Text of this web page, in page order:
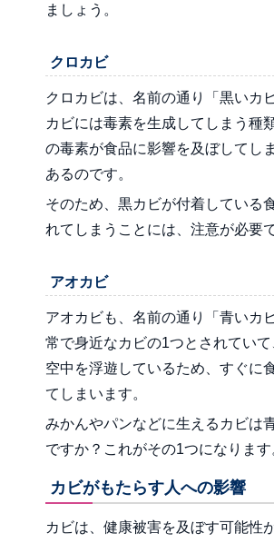
ましょう。
クロカビ
クロカビは、名前の通り「黒いカ
カビには毒素を生成してしまう種
の毒素が食品に影響を及ぼしてし
あるのです。
そのため、黒カビが付着している
れてしまうことには、注意が必要で
アオカビ
アオカビも、名前の通り「青いカ
常で身近なカビの1つとされてい
空中を浮遊しているため、すぐに
てしまいます。
みかんやパンなどに生えるカビは
ですか？これがその1つになります
カビがもたらす人への影響
カビは、健康被害を及ぼす可能性